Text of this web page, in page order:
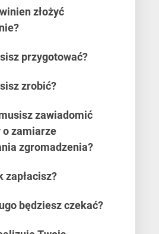
przygotować?
zrobić?
o zamiarze
zgromadzenia?
zapłacisz?
będziesz czekać?